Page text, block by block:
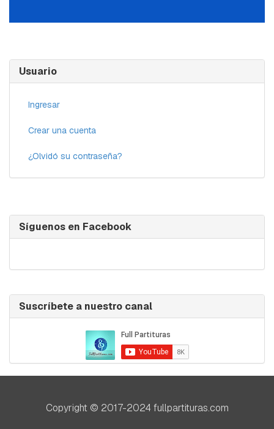
Usuario
Ingresar
Crear una cuenta
¿Olvidó su contraseña?
Síguenos en Facebook
Suscríbete a nuestro canal
Copyright © 2017-2024 fullpartituras.com